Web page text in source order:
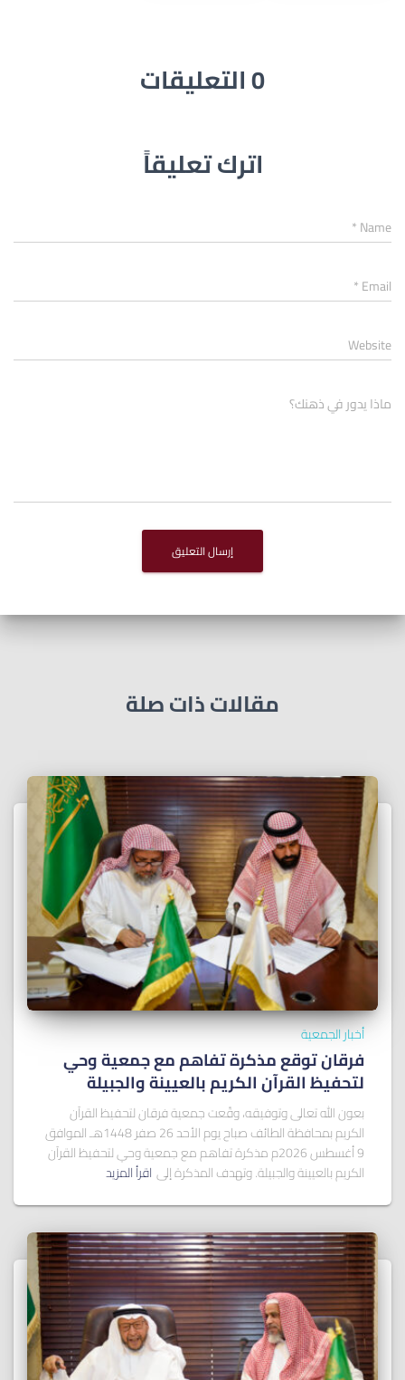
0 التعليقات
اترك تعليقاً
Name
*
Email
*
Website
ماذا يدور في ذهنك؟
مقالات ذات صلة
أخبار الجمعية
فرقان توقع مذكرة تفاهم مع جمعية وحي
لتحفيظ القرآن الكريم بالعيينة والجبيلة
بعون الله تعالى وتوفيقه، وقّعت جمعية فرقان لتحفيظ القرآن
الكريم بمحافظة الطائف صباح يوم الأحد 26 صفر 1448هـ الموافق
9 أغسطس 2026م مذكرة تفاهم مع جمعية وحي لتحفيظ القرآن
الكريم بالعيينة والجبيلة. وتهدف المذكرة إلى اقرأ المزيد